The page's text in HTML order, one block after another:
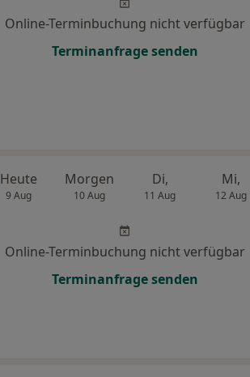
Online-Terminbuchung nicht verfügbar
Terminanfrage senden
Heute
9 Aug
Morgen
10 Aug
Di,
11 Aug
Mi,
12 Aug
Online-Terminbuchung nicht verfügbar
Terminanfrage senden